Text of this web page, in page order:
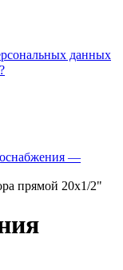
данных
—
прямой 20х1/2"